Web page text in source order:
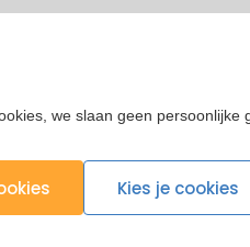
we slaan geen persoonlijke
Kies je cookies